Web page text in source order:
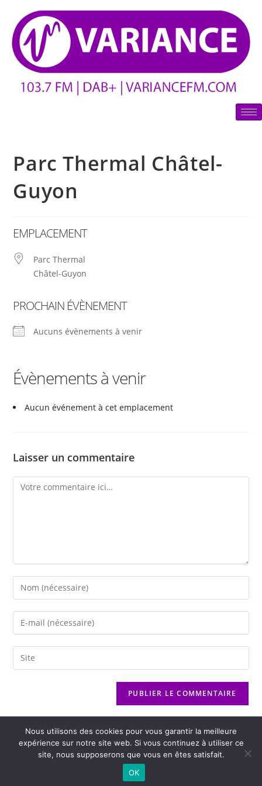
Parc Thermal Châtel-
Guyon
EMPLACEMENT
Parc Thermal
Châtel-Guyon
PROCHAIN ÉVÈNEMENT
Aucuns évènements à venir
Évènements à venir
Aucun événement à cet emplacement
Laisser un commentaire
2026 - Variance FM - Mentions légales - Politique de confidentialité -
- Réalisation
Nous utilisons des cookies pour vous garantir la meilleure
expérience sur notre site web. Si vous continuez à utiliser ce
site, nous supposerons que vous en êtes satisfait.
OK